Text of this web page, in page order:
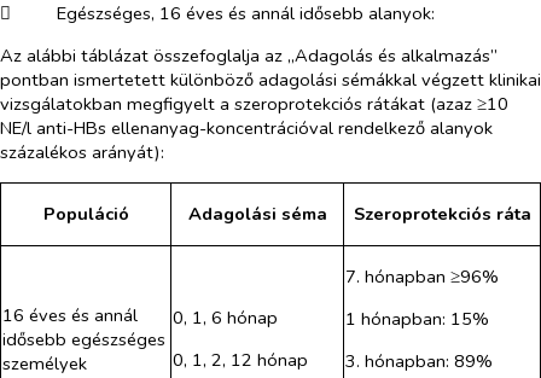
​
Egészséges, 16 éves és annál idősebb alanyok:
Az alábbi táblázat összefoglalja az „Adagolás és alkalmazás”
pontban ismertetett különböző adagolási sémákkal végzett klinikai
vizsgálatokban megfigyelt a szeroprotekciós rátákat (azaz ≥10
NE/l anti-HBs ellenanyag-koncentrációval rendelkező alanyok
százalékos arányát):
Populáció Adagolási séma Szeroprotekciós ráta
16 éves és annál
idősebb egészséges
személyek
0, 1, 6 hónap
0, 1, 2, 12 hónap
7. hónapban ≥96%
1 hónapban: 15%
3. hónapban: 89%